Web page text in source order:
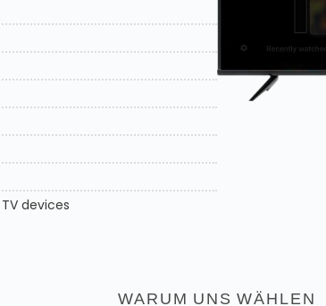
devices
WARUM UNS WÄHLEN